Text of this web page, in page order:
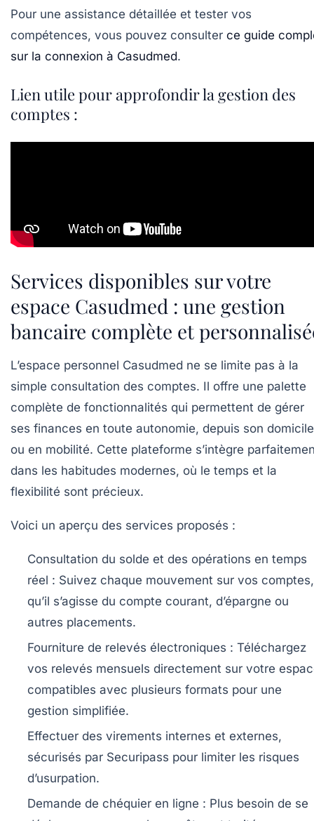
Pour une assistance détaillée et tester vos
compétences, vous pouvez consulter ce guide
sur la connexion à Casudmed.
Lien utile pour approfondir la gestion des
comptes :
Services disponibles sur votre
espace Casudmed : une gestion
bancaire complète et
L’espace personnel Casudmed ne se limite pas à la
simple consultation des comptes. Il offre une palette
complète de fonctionnalités qui permettent de gérer
ses finances en toute autonomie, depuis son domicile
ou en mobilité. Cette plateforme s’intègre
dans les habitudes modernes, où le temps et la
flexibilité sont précieux.
Voici un aperçu des services proposés :
Consultation du solde et des opérations en temps
réel : Suivez chaque mouvement sur vos comptes,
qu’il s’agisse du compte courant, d’épargne ou
autres placements.
Fourniture de relevés électroniques : Téléchargez
vos relevés mensuels directement sur votre
compatibles avec plusieurs formats pour une
gestion simplifiée.
Effectuer des virements internes et externes,
sécurisés par Securipass pour limiter les risques
d’usurpation.
Demande de chéquier en ligne : Plus besoin de se